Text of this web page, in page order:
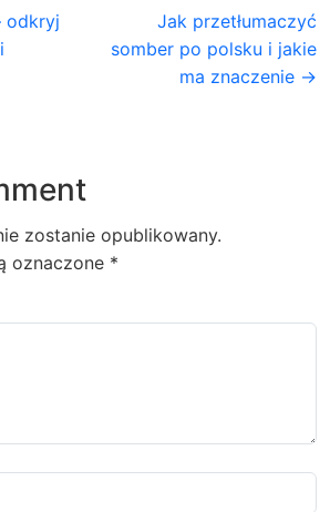
odkryj
Jak przetłumaczyć
somber po polsku i jakie
ma znaczenie →
zostanie opublikowany.
oznaczone *